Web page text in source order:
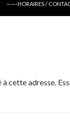
——-HORAIRES /
cette adresse.